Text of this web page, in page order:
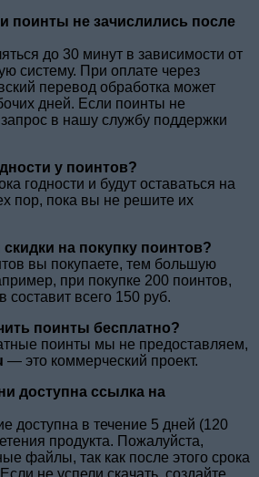
поинты не зачислились после
до 30 минут в зависимости от
систему. При оплате через
перевод обработка может
дней. Если поинты не
в нашу службу поддержки
у поинтов?
годности и будут оставаться на
пор, пока вы не решите их
на покупку поинтов?
вы покупаете, тем большую
при покупке 200 поинтов,
составит всего 150 руб.
поинты бесплатно?
поинты мы не предоставляем,
— это коммерческий проект.
доступна ссылка на
доступна в течение 5 дней (120
продукта. Пожалуйста,
файлы, так как после этого срока
не успели скачать, создайте